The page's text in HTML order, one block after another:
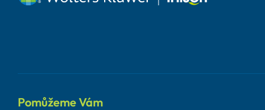
Pomůžeme Vám